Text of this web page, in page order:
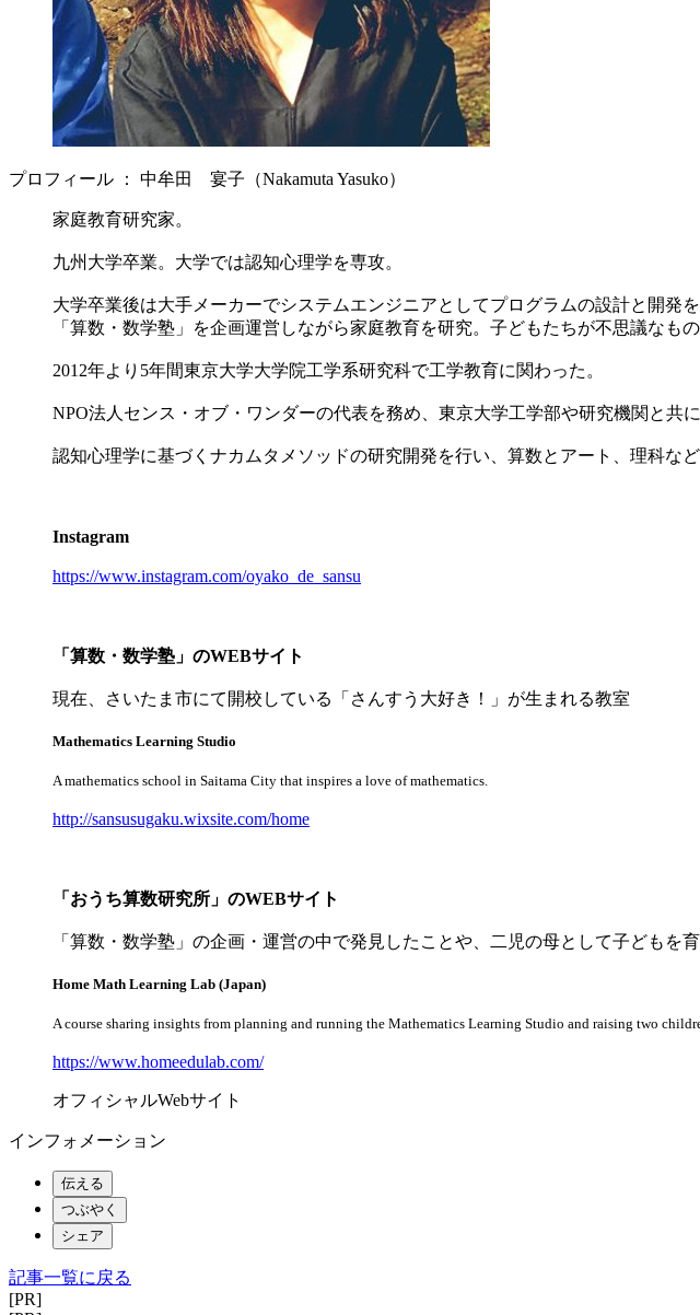
プロフィール ： 中牟田 宴子（Nakamuta Yasuko）
家庭教育研究家。
九州大学卒業。大学では認知心理学を専攻。
大学卒業後は大手メーカーでシステムエンジニアとしてプログラムの設計と開
「算数・数学塾」を企画運営しながら家庭教育を研究。子どもたちが不思議なも
2012年より5年間東京大学大学院工学系研究科で工学教育に関わった。
NPO法人センス・オブ・ワンダーの代表を務め、東京大学工学部や研究機関と共
認知心理学に基づくナカムタメソッドの研究開発を行い、算数とアート、理科な
Instagram
https://www.instagram.com/oyako_de_sansu
「算数・数学塾」のWEBサイト
現在、さいたま市にて開校している「さんすう大好き！」が生まれる教室
Mathematics Learning Studio
A mathematics school in Saitama City that inspires a love of mathematics.
http://sansusugaku.wixsite.com/home
「おうち算数研究所」のWEBサイト
「算数・数学塾」の企画・運営の中で発見したことや、二児の母として子どもを
Home Math Learning Lab (Japan)
A course sharing insights from planning and running the Mathematics Learning Studio and raising two
https://www.homeedulab.com/
オフィシャルWebサイト
インフォメーション
伝える
つぶやく
シェア
記事一覧に戻る
[PR]